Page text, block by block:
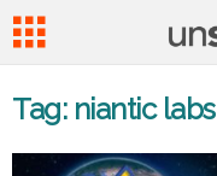
Tag: niantic labs